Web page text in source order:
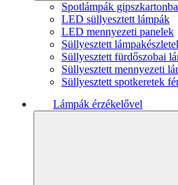
Spotlámpák gipszkartonba
LED süllyesztett lámpák
LED mennyezeti panelek
Süllyesztett
Süllyesztett fürdőszobai
Süllyesztett mennyezeti
Süllyesztett spotkeretek
Lámpák érzékelővel